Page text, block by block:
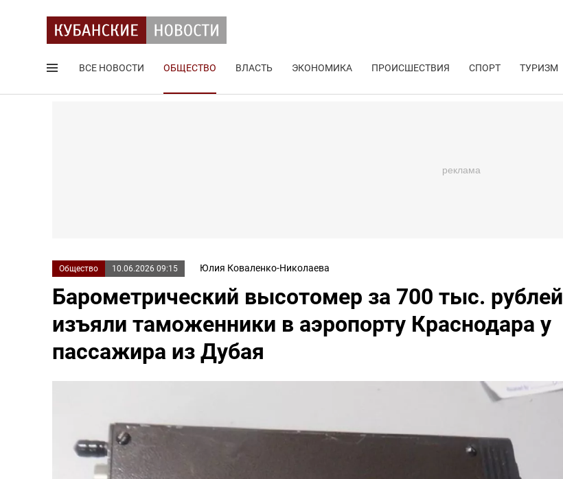
ВСЕ НОВОСТИ ОБЩЕСТВО ВЛАСТЬ ЭКОНОМИКА ПРОИСШЕСТВИЯ СПОРТ ТУРИЗМ
Общество 10.06.2026 09:15 Юлия Коваленко-Николаева
Барометрический высотомер за 700 тыс. рублей
изъяли таможенники в аэропорту Краснодара у
пассажира из Дубая